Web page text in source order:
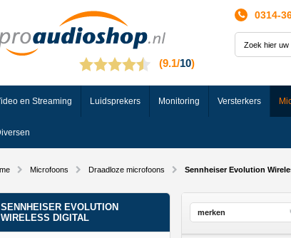
0314-
en Streaming Luidsprekers Monitoring Versterkers
Microfoons Draadloze microfoons Sennheiser Evolution
SENNHEISER EVOLUTION
WIRELESS DIGITAL
merken